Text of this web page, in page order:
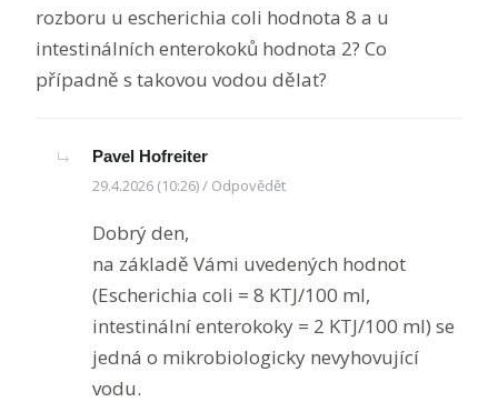
rozboru u escherichia coli hodnota 8 a u
intestinálních enterokoků hodnota 2? Co
případně s takovou vodou dělat?
Pavel Hofreiter
29.4.2026 (10:26)/ Odpovědět
Dobrý den,
na základě Vámi uvedených hodnot
(Escherichia coli = 8 KTJ/100 ml,
intestinální enterokoky = 2 KTJ/100 ml) se
jedná o mikrobiologicky nevyhovující
vodu.